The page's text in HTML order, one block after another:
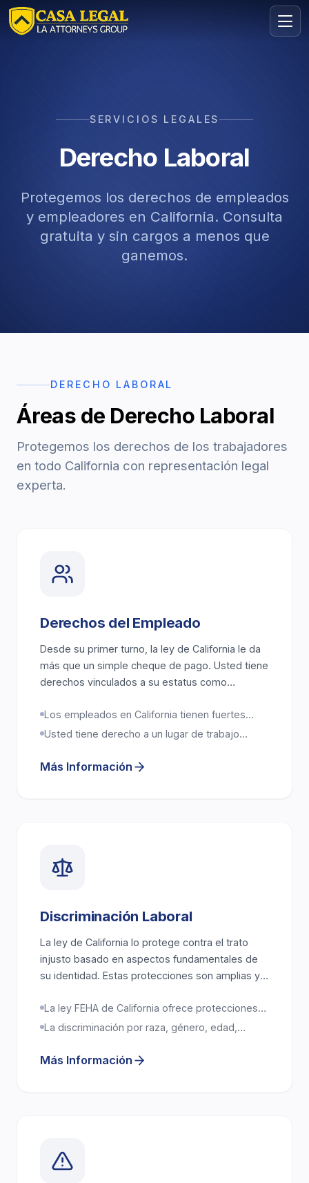
Derecho Laboral | Casa Legal Los Angeles
Nosotros
Contacto Consulta
GRATIS · CONFIDENCIAL
Solicita tu consulta gratuita
Cuéntanos tu caso en menos de 60 segundos. Sin
compromiso.
Accidentes de Auto
Accidentes de Camión
Accidentes de Motocicleta
Lesiones Catastróficas
Muerte por Negligencia
Resbalones y Caídas
Mordeduras de Perro
→
Derechos del Empleado
Licencias y Acomodaciones
Indemnización y Contratos
Seguridad Laboral y OSHA
Asuntos Ejecutivos
SERVICIOS LEGALES
Derecho Laboral
Protegemos los derechos de empleados
y empleadores en California. Consulta
gratuita y sin cargos a menos que
ganemos.
DERECHO LABORAL
Áreas de Derecho Laboral
Protegemos los derechos de los trabajadores
en todo California con representación legal
experta.
Derechos del Empleado
Desde su primer turno, la ley de California le da
más que un simple cheque de pago. Usted tiene
derechos vinculados a su estatus como
paga y cómo lo tratan en el trabajo. Esos
derechos importan desde el principio, porque
pequeños.
Los empleados en California tienen fuertes
protecciones bajo las leyes estatales y
Usted tiene derecho a un lugar de trabajo
Más Información
Discriminación Laboral
La ley de California lo protege contra el trato
injusto basado en aspectos fundamentales de
su identidad. Estas protecciones son amplias y,
federales. Esto significa que los trabajadores en
California tienen más posibilidades de impugnar
La ley FEHA de California ofrece protecciones
más amplias que la ley federal
La discriminación por raza, género, edad,
Más Información